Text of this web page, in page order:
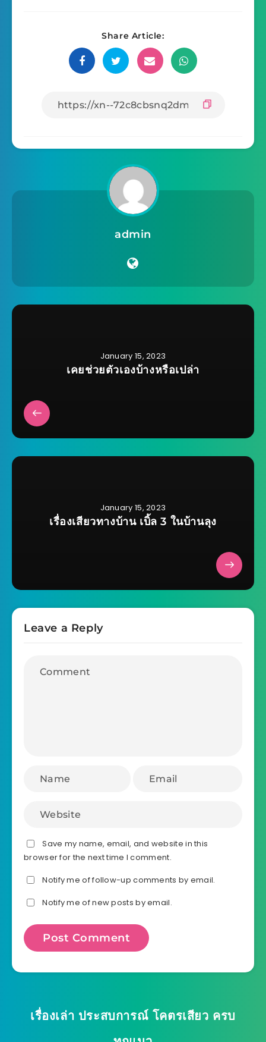
Share Article:
admin
January 15, 2023
เคยช่วยตัวเองบ้างหรือเปล่า
January 15, 2023
เรื่องเสียวทางบ้าน เบิ้ล 3 ในบ้านลุง
Leave a Reply
Save my name, email, and website in this
browser for the next time I comment.
Notify me of follow-up comments by email.
Notify me of new posts by email.
เรื่องเล่า ประสบการณ์ โคตรเสียว ครบ